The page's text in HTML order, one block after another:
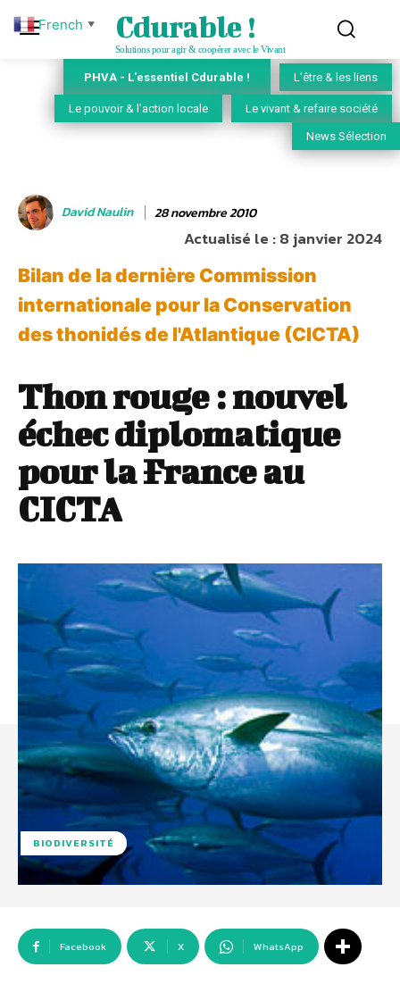
Cdurable !
Solutions pour agir & coopérer avec le Vivant
PHVA - L'essentiel Cdurable ! L'être & les liens
Le pouvoir & l'action locale Le vivant & refaire société
News Sélection
David Naulin 28 novembre 2010
Actualisé le :8 janvier 2024
Bilan de la dernière Commission
internationale pour la Conservation
des thonidés de l'Atlantique (CICTA)
Thon rouge : nouvel
échec diplomatique
pour la France au
CICTA
BIODIVERSITÉ
Facebook X WhatsApp
French ▼